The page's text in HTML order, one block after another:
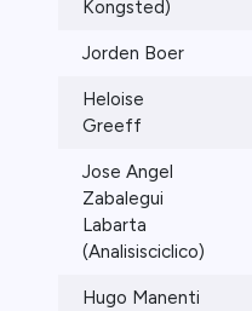
Kongsted)
Jorden Boer
Heloise
Greeff
Jose Angel
Zabalegui
Labarta
(Analisisciclico)
Hugo Manenti